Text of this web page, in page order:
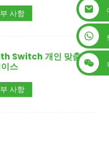
사항
Switch 개인 맞춤형
스
사항